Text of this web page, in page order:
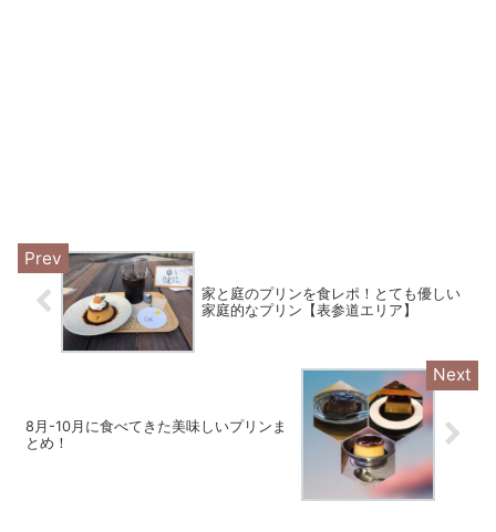
家と庭のプリンを食レポ！とても優しい
家庭的なプリン【表参道エリア】
8月-10月に食べてきた美味しいプリンま
とめ！